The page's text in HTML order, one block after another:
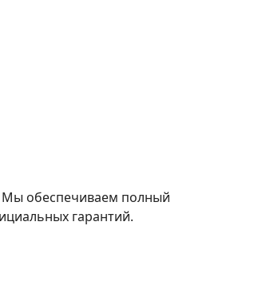
Мы обеспечиваем полный
гарантий.